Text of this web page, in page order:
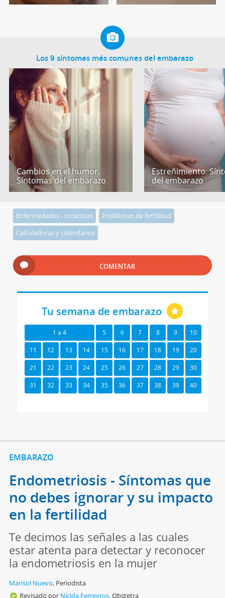
Los 9 síntomas más comunes del embarazo
Cambios en el humor.
Síntomas del embarazo
Estreñimiento.
del embarazo
Enfermedades - molestias
Problemas de fertilidad
Calculadoras y calendarios
COMENTAR
Tu semana de embarazo
1 a 4 5 6 7 8 9 10
11 12 13 14 15 16 17 18 19 20
21 22 23 24 25 26 27 28 29 30
31 32 33 34 35 36 37 38 39 40
EMBARAZO
Endometriosis - Síntomas que
no debes ignorar y su impacto
en la fertilidad
Te decimos las señales a las cuales
estar atenta para detectar y reconocer
la endometriosis en la mujer
Marisol Nuevo, Periodista
Revisado por Nícida Ferreyros,Obstetra